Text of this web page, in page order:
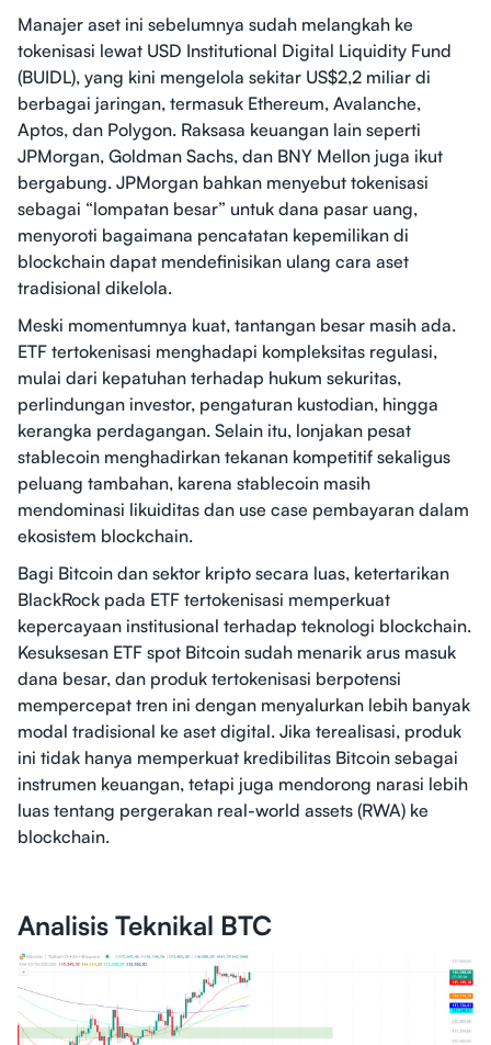
Manajer aset ini sebelumnya sudah melangkah ke
tokenisasi lewat USD Institutional Digital Liquidity Fund
(BUIDL), yang kini mengelola sekitar US$2,2 miliar di
berbagai jaringan, termasuk Ethereum, Avalanche,
Aptos, dan Polygon. Raksasa keuangan lain seperti
JPMorgan, Goldman Sachs, dan BNY Mellon juga ikut
bergabung. JPMorgan bahkan menyebut tokenisasi
sebagai “lompatan besar” untuk dana pasar uang,
menyoroti bagaimana pencatatan kepemilikan di
blockchain dapat mendefinisikan ulang cara aset
tradisional dikelola.
Meski momentumnya kuat, tantangan besar masih ada.
ETF tertokenisasi menghadapi kompleksitas regulasi,
mulai dari kepatuhan terhadap hukum sekuritas,
perlindungan investor, pengaturan kustodian, hingga
kerangka perdagangan. Selain itu, lonjakan pesat
stablecoin menghadirkan tekanan kompetitif sekaligus
peluang tambahan, karena stablecoin masih
mendominasi likuiditas dan use case pembayaran dalam
ekosistem blockchain.
Bagi Bitcoin dan sektor kripto secara luas, ketertarikan
BlackRock pada ETF tertokenisasi memperkuat
kepercayaan institusional terhadap teknologi blockchain.
Kesuksesan ETF spot Bitcoin sudah menarik arus masuk
dana besar, dan produk tertokenisasi berpotensi
mempercepat tren ini dengan menyalurkan lebih banyak
modal tradisional ke aset digital. Jika terealisasi, produk
ini tidak hanya memperkuat kredibilitas Bitcoin sebagai
instrumen keuangan, tetapi juga mendorong narasi lebih
luas tentang pergerakan real-world assets (RWA) ke
blockchain.
Analisis Teknikal BTC